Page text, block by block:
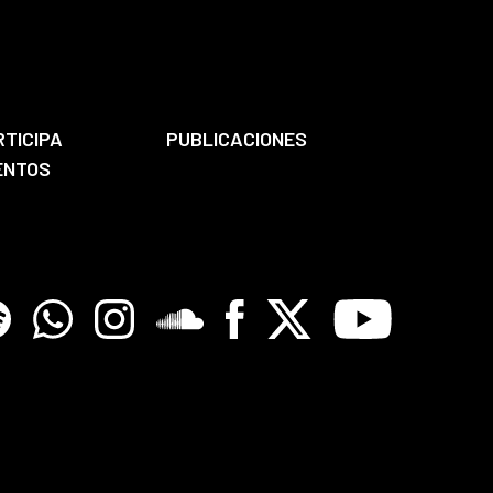
PUBLICACIONES
WhatsappInstagramSoundcloreFacebook
X Youtube